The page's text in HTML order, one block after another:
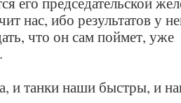
нас, ибо результатов у
что он сам поймет, уже
и танки наши быстры, и